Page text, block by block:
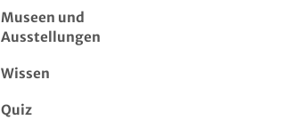
Museen und
Ausstellungen
Wissen
Quiz